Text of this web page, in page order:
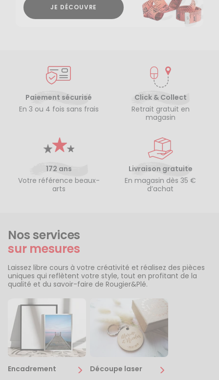
JE DÉCOUVRE
Paiement sécurisé
En 3 ou 4 fois sans frais
Click & Collect
Retrait gratuit en
magasin
172 ans
Votre référence beaux-
arts
Livraison gratuite
En magasin dès 35 €
d’achat
Nos services
sur mesures
Laissez libre cours à votre créativité et réalisez des pièces
uniques qui reflètent votre style, tout en profitant de la
qualité et du savoir-faire de Rougier&Plé.
Encadrement Découpe laser